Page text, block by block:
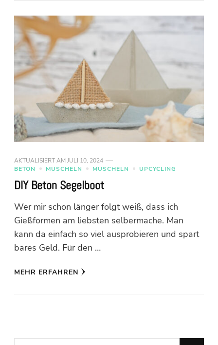
AKTUALISIERT AM JULI 10, 2024
BETON
MUSCHELN MUSCHELN UPCYCLING
DIY Beton Segelboot
Wer mir schon länger folgt weiß, dass ich
Gießformen am liebsten selbermache. Man
kann da einfach so viel ausprobieren und spart
bares Geld. Für den …
MEHR ERFAHREN